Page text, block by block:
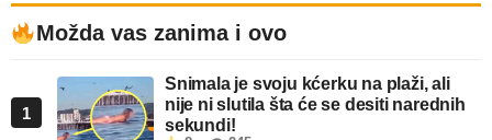
Možda vas zanima i ovo
1
Snimala je svoju kćerku na plaži, ali
nije ni slutila šta će se desiti narednih
sekundi!